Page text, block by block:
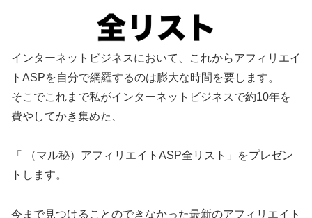
インターネットビジネスにおいて、これからアフィリエイ
トASPを自分で網羅するのは膨大な時間を要します。
そこでこれまで私がインターネットビジネスで約10年を
費やしてかき集めた、
「 （マル秘）アフィリエイトASP全リスト」をプレゼン
トします。
今まで見つけることのできなかった最新のアフィリエイト